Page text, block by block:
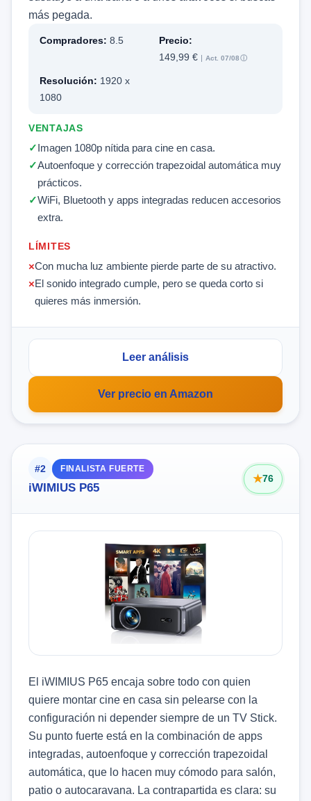
más pegada.
Compradores: 8.5
Precio:
149,99 €
Act. 07/08 ⓘ
Resolución: 1920 x
1080
VENTAJAS
Imagen 1080p nítida para cine en casa.
Autoenfoque y corrección trapezoidal automática muy
prácticos.
WiFi, Bluetooth y apps integradas reducen accesorios
extra.
LÍMITES
Con mucha luz ambiente pierde parte de su atractivo.
El sonido integrado cumple, pero se queda corto si
quieres más inmersión.
Leer análisis
Ver precio en Amazon
#2 FINALISTA FUERTE
iWIMIUS P65
76
El iWIMIUS P65 encaja sobre todo con quien
quiere montar cine en casa sin pelearse con la
configuración ni depender siempre de un TV Stick.
Su punto fuerte está en la combinación de apps
integradas, autoenfoque y corrección trapezoidal
automática, que lo hacen muy cómodo para salón,
patio o autocaravana. La contrapartida es clara: su